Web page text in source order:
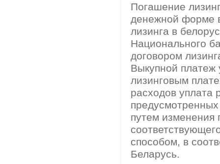
Погашение
денежной форме
лизинга в
Национального
договором
Выкупной платеж
лизинговым
расходов уплата
путем изменения
способом, в
Беларусь.